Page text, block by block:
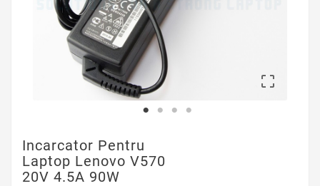

Incarcator Pentru
Laptop Lenovo V570
20V 4.5A 90W